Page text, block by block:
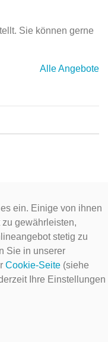
Sie können gerne
Alle Angebote
ein. Einige von ihnen
gewährleisten,
stetig zu
Sie in unserer
Cookie-Seite (siehe
Ihre Einstellungen